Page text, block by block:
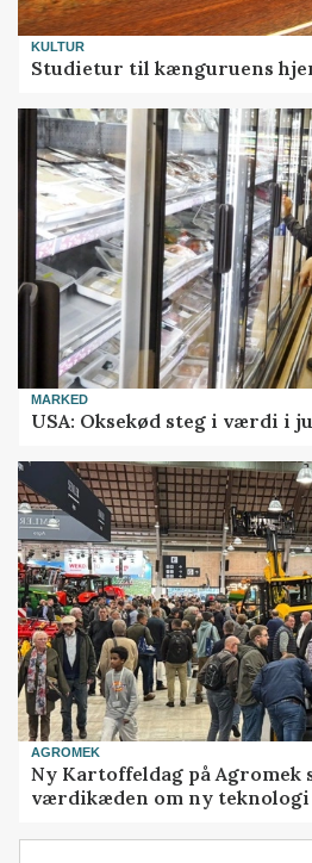
KULTUR
Studietur til kænguruens
MARKED
USA: Oksekød steg i værdi i
AGROMEK
Ny Kartoffeldag på Agromek
værdikæden om ny teknologi